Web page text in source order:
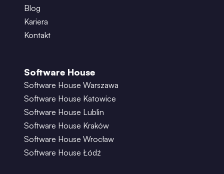
Blog
Kariera
Kontakt
Software House
Software House Warszawa
Software House Katowice
Software House Lublin
Software House Kraków
Software House Wrocław
Software House Łódź